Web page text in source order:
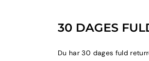
30 DAGES
Du har 30 dages fuld